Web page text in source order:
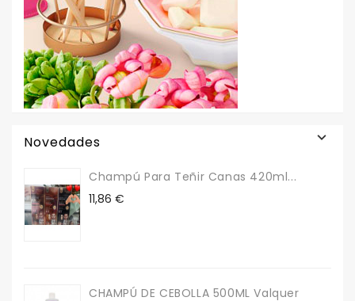
Novedades 
Champú Para Teñir Canas 420ml...
Precio
11,86 €
CHAMPÚ DE CEBOLLA 500ML Valquer